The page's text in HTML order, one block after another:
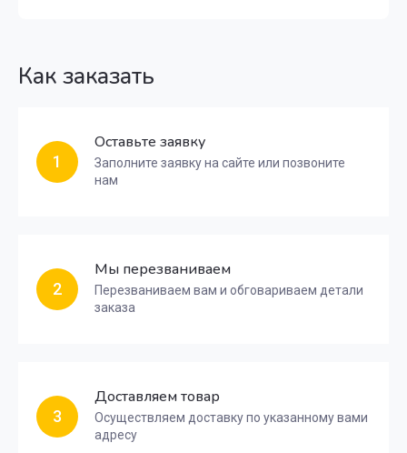
Как заказать
1
Оставьте заявку
Заполните заявку на сайте или позвоните
нам
2
Мы перезваниваем
Перезваниваем вам и обговариваем детали
заказа
3
Доставляем товар
Осуществляем доставку по указанному вами
адресу